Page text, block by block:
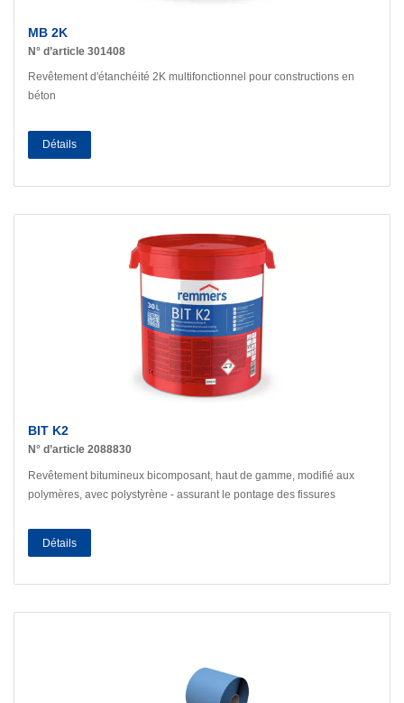
MB 2K
N° d’article 301408
Revêtement d'étanchéité 2K multifonctionnel pour constructions en
béton
Détails
BIT K2
N° d’article 2088830
Revêtement bitumineux bicomposant, haut de gamme, modifié aux
polymères, avec polystyrène - assurant le pontage des fissures
Détails